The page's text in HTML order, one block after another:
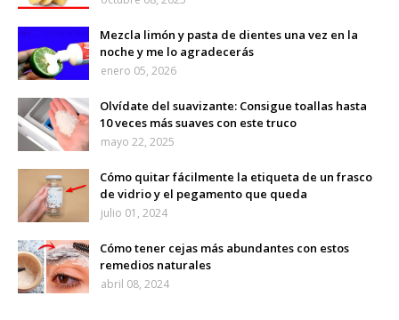
Mezcla limón y pasta de dientes una vez en la
noche y me lo agradecerás
enero 05, 2026
Olvídate del suavizante: Consigue toallas hasta
10 veces más suaves con este truco
mayo 22, 2025
Cómo quitar fácilmente la etiqueta de un frasco
de vidrio y el pegamento que queda
julio 01, 2024
Cómo tener cejas más abundantes con estos
remedios naturales
abril 08, 2024